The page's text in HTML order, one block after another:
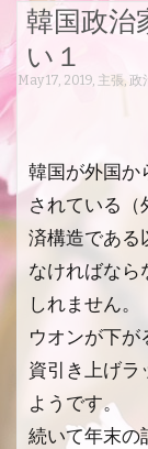
韓国政治
い１
May 17, 2019, 主張, 政
韓国が外国か
されている
済構造である
なければなら
しれません。
ウオンが下
資引き上げ
ようです。
続いて年末の